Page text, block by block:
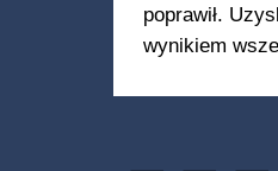
poprawił.
wynikiem